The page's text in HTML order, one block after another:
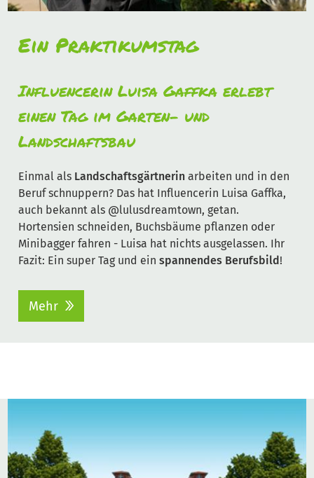
Ein Praktikumstag
Influencerin Luisa Gaffka erlebt
einen Tag im Garten- und
Landschaftsbau
Einmal als Landschaftsgärtnerin arbeiten und in den
Beruf schnuppern? Das hat Influencerin Luisa Gaffka,
auch bekannt als @lulusdreamtown, getan.
Hortensien schneiden, Buchsbäume pflanzen oder
Minibagger fahren - Luisa hat nichts ausgelassen. Ihr
Fazit: Ein super Tag und ein spannendes Berufsbild !
Mehr